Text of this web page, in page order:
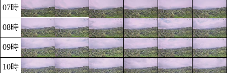
07時
08時
09時
10時